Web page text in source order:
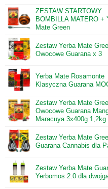
ZESTAW STARTOWY
BOMBILLA MATERO +
Mate Green
Zestaw Yerba Mate
Owocowe Guarana x 3
Yerba Mate Rosamonte
Klasyczna Guarana
Zestaw Yerba Mate
Owocowe Guarana
Maracuya 3x400g 1,2kg
Zestaw Yerba Mate
Guarana Cannabis dla
Zestaw Yerba Mate
Yerbomos 2.0 dla